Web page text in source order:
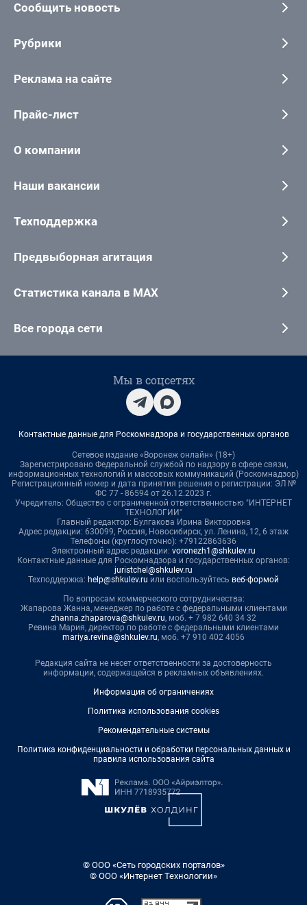
Сообщить новость
Рубрики
Реклама на сайте
Прайс-лист
О компании
Наши вакансии
Техподдержка
Предвыборная агитация
Статистика канала в MAX
Все города сети
Мы в соцсетях
Контактные данные для Роскомнадзора и государственных органов
Сетевое издание «Воронеж онлайн» (18+)
Зарегистрировано Федеральной службой по надзору в сфере связи,
информационных технологий и массовых коммуникаций (Роскомнадзор)
Регистрационный номер и дата принятия решения о регистрации: ЭЛ №
ФС 77 - 86594 от 26.12.2023 г.
Учредитель: Общество с ограниченной ответственностью "ИНТЕРНЕТ
ТЕХНОЛОГИИ"
Главный редактор: Булгакова Ирина Викторовна
Адрес редакции: 630099, Россия, Новосибирск, ул. Ленина, 12, 6 этаж
Телефоны (круглосуточно): +79122863636
Электронный адрес редакции: voronezh1@shkulev.ru
Контактные данные для Роскомнадзора и государственных органов:
juristchel@shkulev.ru
Техподдержка: help@shkulev.ru или воспользуйтесь веб-формой
По вопросам коммерческого сотрудничества:
Жапарова Жанна, менеджер по работе с федеральными клиентами
zhanna.zhaparova@shkulev.ru, моб. + 7 982 640 34 32
Ревина Мария, директор по работе с федеральными клиентами
mariya.revina@shkulev.ru, моб. +7 910 402 4056
Редакция сайта не несет ответственности за достоверность
информации, содержащейся в рекламных объявлениях.
Информация об ограничениях
Политика использования cookies
Рекомендательные системы
Политика конфиденциальности и обработки персональных данных и
правила использования сайта
© ООО «Сеть городских порталов»
© ООО «Интернет Технологии»